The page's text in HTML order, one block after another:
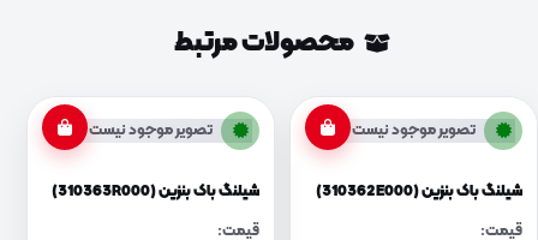
محصولات مرتبط
تصویر موجود نیست
شیلنگ باک بنزین (310362E000)
قیمت:
تصویر موجود نیست
شیلنگ باک بنزین (310363R000)
قیمت: